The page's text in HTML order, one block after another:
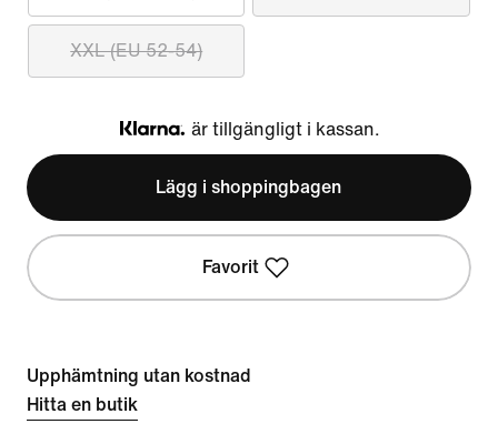
XXL (EU 52-54)
Klarna
är tillgängligt i kassan.
Lägg i shoppingbagen
Favorit
Upphämtning utan kostnad
Hitta en butik